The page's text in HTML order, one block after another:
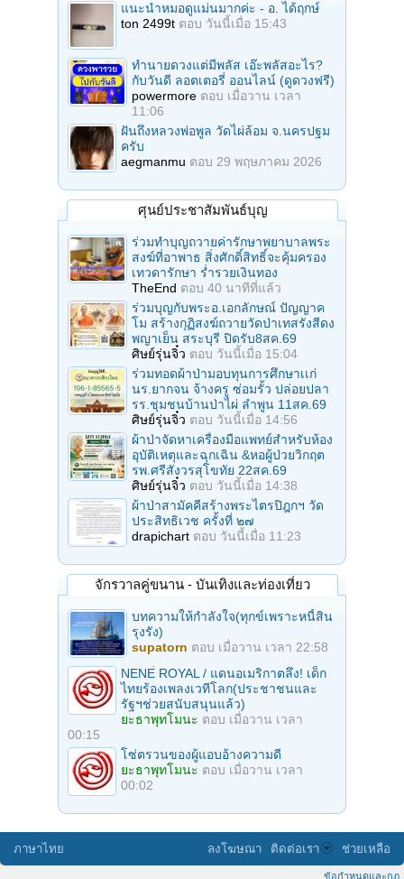
แนะนำหมอดูแม่นมากค่ะ - อ. ได้ฤกษ์
ton 2499t ตอบ วันนี้เมื่อ 15:43
ทำนายดวงแต่มีพลัส เอ๊ะพลัสอะไร?
กับวันดี ลอตเตอรี่ ออนไลน์ (ดูดวงฟรี)
powermore ตอบ เมื่อวาน เวลา
11:06
ฝันถึงหลวงพ่อพูล วัดไผ่ล้อม จ.นครปฐม
ครับ
aegmanmu ตอบ 29 พฤษภาคม 2026
ศุนย์ประชาสัมพันธ์บุญ
ร่วมทำบุญถวายค่ารักษาพยาบาลพระ
สงฆ์ที่อาพาธ สิ่งศักดิ์สิทธิ์จะคุ้มครอง
เทวดารักษา ร่ำรวยเงินทอง
TheEnd ตอบ 40 นาทีที่แล้ว
ร่วมบุญกับพระอ.เอกลักษณ์ ปัญญาค
โม สร้างกุฏิสงฆ์ถวายวัดป่าเทสรังสีดง
พญาเย็น สระบุรี ปิดรับ8สค.69
ศิษย์รุ่นจิ๋ว ตอบ วันนี้เมื่อ 15:04
ร่วมทอดผ้าป่ามอบทุนการศึกษาเเก่
นร.ยากจน จ้างครู ซ่อมรั้ว ปล่อยปลา
รร.ชุมชนบ้านป่าไผ่ ลำพูน 11สค.69
ศิษย์รุ่นจิ๋ว ตอบ วันนี้เมื่อ 14:56
ผ้าป่าจัดหาเครื่องมือแพทย์สำหรับห้อง
อุบัติเหตุและฉุกเฉิน &หอผู้ป่วยวิกฤต
รพ.ศรีสังวรสุโขทัย 22สค.69
ศิษย์รุ่นจิ๋ว ตอบ วันนี้เมื่อ 14:38
ผ้าป่าสามัคคีสร้างพระไตรปิฎกฯ วัด
ประสิทธิเวช ครั้งที่ ๒๗
drapichart ตอบ วันนี้เมื่อ 11:23
จักรวาลคู่ขนาน - บันเทิงและท่องเที่ยว
บทความให้กำลังใจ(ทุกข์เพราะหนี้สิน
รุงรัง)
supatorn ตอบ เมื่อวาน เวลา 22:58
NENE่ ROYAL / แดนอเมริกาตลึง! เด็ก
ไทยร้องเพลงเวทีโลก(ประชาชนและ
รัฐฯช่วยสนับสนุนแล้ว)
ยะธาพุทโมนะ ตอบ เมื่อวาน เวลา
00:15
โซ่ตรวนของผู้แอบอ้างความดี
ยะธาพุทโมนะ ตอบ เมื่อวาน เวลา
00:02
ภาษาไทย ลงโฆษณา ติดต่อเรา ช่วยเหลือ
ข้อกำหนดและกฎ